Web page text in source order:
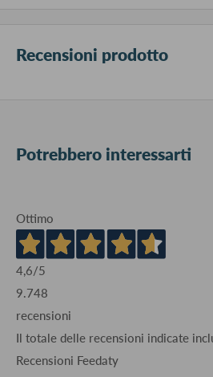
Recensioni prodotto
Potrebbero interessarti
Ottimo
4,6/5
9.748
recensioni
Il totale delle recensioni indicate
Recensioni Feedaty